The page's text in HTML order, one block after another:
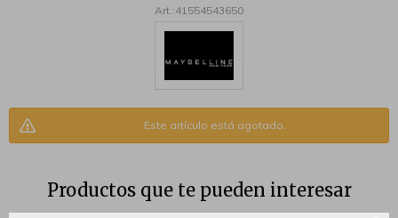
41554543650
Este artículo está agotado.
Productos que te pueden interesar